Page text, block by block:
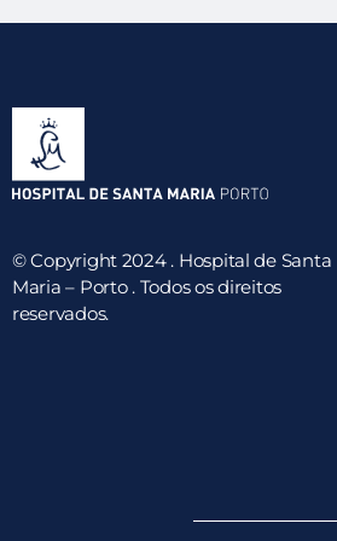
© Copyright 2024 . Hospital de Santa
Maria – Porto . Todos os direitos
reservados.